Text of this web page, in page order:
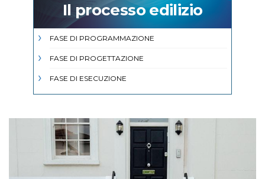
Il processo edilizio
FASE DI PROGRAMMAZIONE
FASE DI PROGETTAZIONE
FASE DI ESECUZIONE